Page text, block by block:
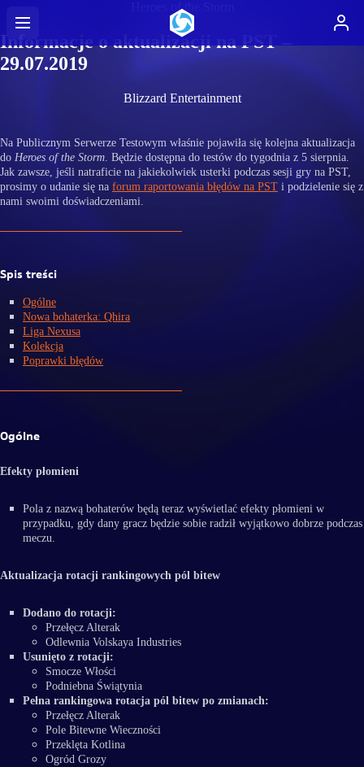
Heroes of the Storm
Informacje o aktualizacji na PST –
29.07.2019
Blizzard Entertainment
Na Publicznym Serwerze Testowym właśnie pojawiła się kolejna aktualizacja
do Heroes of the Storm . Będzie dostępna do testów do tygodnia z 5 sierpnia.
Jak zawsze, jeśli natraficie na jakiekolwiek usterki podczas sesji gry na PST,
prosimy o udanie się na forum raportowania błędów na PST i podzielenie się z
nami swoimi doświadczeniami.
Spis treści
Ogólne
Nowa bohaterka: Qhira
Liga Nexusa
Kolekcja
Poprawki błędów
Ogólne
Efekty płomieni
Pola z nazwą bohaterów będą teraz wyświetlać efekty płomieni w
przypadku, gdy dany gracz będzie sobie radził wyjątkowo dobrze podczas
meczu.
Aktualizacja rotacji rankingowych pól bitew
Dodano do rotacji:
Przełęcz Alterak
Odlewnia Volskaya Industries
Usunięto z rotacji:
Smocze Włości
Podniebna Świątynia
Pełna rankingowa rotacja pól bitew po zmianach:
Przełęcz Alterak
Pole Bitewne Wieczności
Przeklęta Kotlina
Ogród Grozy